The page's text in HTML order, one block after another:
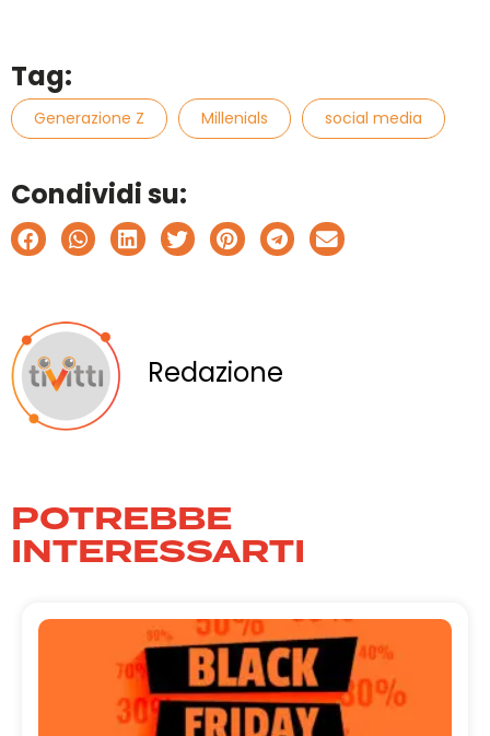
Tag:
Generazione Z Millenials social media
Condividi su:
Redazione
POTREBBE
INTERESSARTI